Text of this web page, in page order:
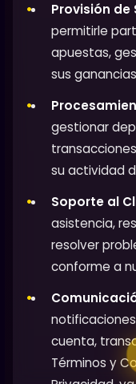
Provisión de
permitirle
apuestas,
sus
gestionar
su actividad
Soporte al
asistencia,
resolver
conforme a
cuenta,
Términos y